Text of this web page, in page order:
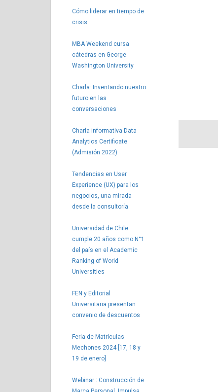
Cómo liderar en tiempo de
crisis
MBA Weekend cursa
cátedras en George
Washington University
Charla: Inventando nuestro
futuro en las
conversaciones
Charla informativa Data
Analytics Certificate
(Admisión 2022)
Tendencias en User
Experience (UX) para los
negocios, una mirada
desde la consultoría
Universidad de Chile
cumple 20 años como N°1
del país en el Academic
Ranking of World
Universities
FEN y Editorial
Universitaria presentan
convenio de descuentos
Feria de Matrículas
Mechones 2024 [17, 18 y
19 de enero]
Webinar : Construcción de